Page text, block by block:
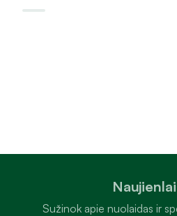
Sužinok apie nuolaidas ir